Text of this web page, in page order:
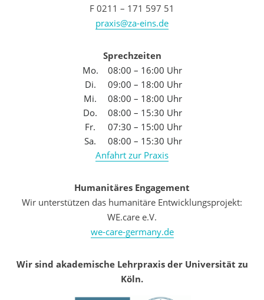
F 0211 – 171 597 51
praxis@za-eins.de
Sprechzeiten
Mo.
08:00 – 16:00 Uhr
Di.
09:00 – 18:00 Uhr
Mi.
08:00 – 18:00 Uhr
Do.
08:00 – 15:30 Uhr
Fr.
07:30 – 15:00 Uhr
Sa.
08:00 – 15:30 Uhr
Anfahrt zur Praxis
Humanitäres Engagement
Wir unterstützen das humanitäre Entwicklungsprojekt:
WE.care e.V.
we-care-germany.de
Wir sind akademische Lehrpraxis der Universität zu
Köln.